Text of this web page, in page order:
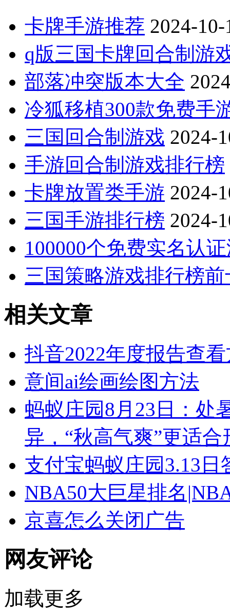
卡牌手游推荐 2024-10-
q版三国卡牌回合制游
部落冲突版本大全
冷狐移植300款免费手
三国回合制游戏 2024-
手游回合制游戏排行榜
卡牌放置类手游 2024-
三国手游排行榜 2024-
100000个免费实名认
三国策略游戏排行榜
相关文章
抖音2022年度报告查
意间ai绘画绘图方法
蚂蚁庄园8月23日：处
异，“秋高气爽”更适合
支付宝蚂蚁庄园3.13日
NBA50大巨星排名
京喜怎么关闭广告
网友评论
加载更多